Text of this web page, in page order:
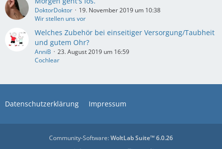
DoktorDoktor
19. November 2019 um 10:38
Wir stellen uns vor
Welches Zubehör bei einseitiger Versorgung/Taubheit
und gutem Ohr?
AnniB
23. August 2019 um 16:59
Cochlear
Datenschutzerklärung Impressum
Community-Software:WoltLab Suite™ 6.0.26